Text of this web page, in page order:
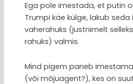
Ega pole imestada, et putin
Trumpi käe külge, lakub
vaherahuks (justnimelt
rahuks) valmis.
Mind pigem paneb
(või mõjuagent?), kes on